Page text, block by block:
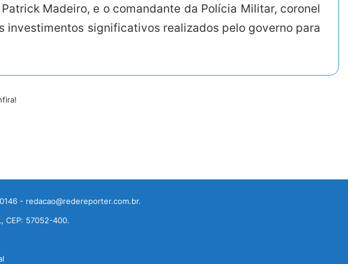
Madeiro, e o comandante da Polícia Militar, coronel
investimentos significativos realizados pelo governo para
- redacao@redereporter.com.br.
CEP: 57052-400.